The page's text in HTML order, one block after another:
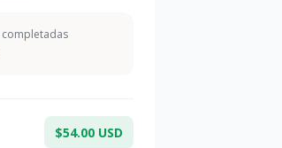
completadas
$54.00 USD